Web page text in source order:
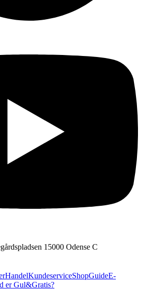
1 5000 Odense C
KundeserviceShopGuideE-
er Gul&Gratis?